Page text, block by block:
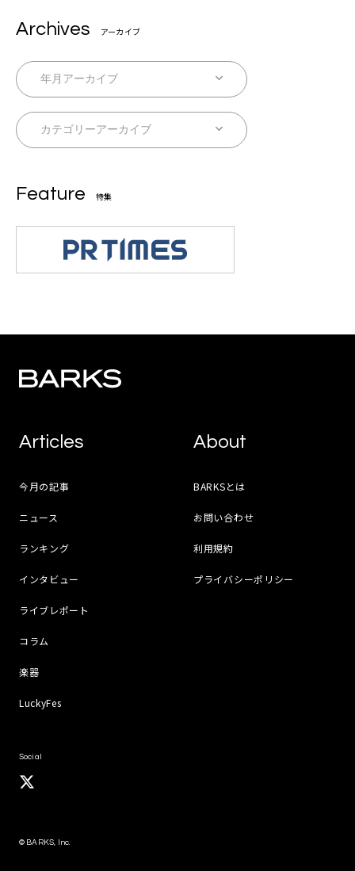
Archives アーカイブ
Feature 特集
Articles
今月の記事
ニュース
ランキング
インタビュー
ライブレポート
コラム
楽器
LuckyFes
About
BARKSとは
お問い合わせ
利用規約
プライバシーポリシー
Social
© BARKS, Inc.